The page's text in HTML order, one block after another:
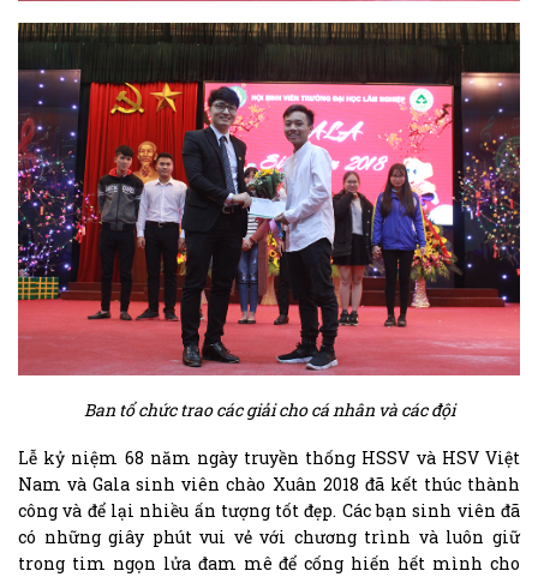
Ban tổ chức trao các giải cho cá nhân và các đội
Lễ kỷ niệm 68 năm ngày truyền thống HSSV và HSV Việt
Nam và Gala sinh viên chào Xuân 2018 đã kết thúc thành
công và để lại nhiều ấn tượng tốt đẹp. Các bạn sinh viên đã
có những giây phút vui vẻ với chương trình và luôn giữ
trong tim ngọn lửa đam mê để cống hiến hết mình cho